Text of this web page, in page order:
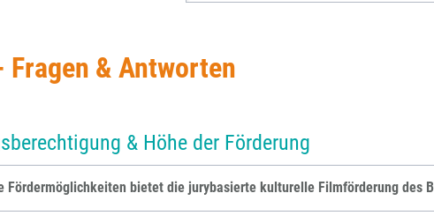
Fragen & Antworten
& Höhe der Förderung
Fördermöglichkeiten bietet die jurybasierte kulturelle Filmförderung des